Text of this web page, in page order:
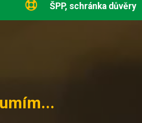
ŠPP, schránka důvěry